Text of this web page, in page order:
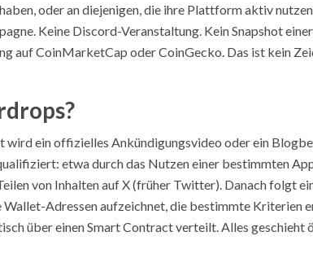
oder an diejenigen, die ihre Plattform aktiv
Keine Discord-Veranstaltung. Kein Snapshot
auf CoinMarketCap oder CoinGecko. Das ist kein
wird ein offizielles Ankündigungsvideo oder ein
etwa durch das Nutzen einer bestimmten
von Inhalten auf X (früher Twitter). Danach folgt
Adressen aufzeichnet, die bestimmte Kriterien
über einen Smart Contract verteilt. Alles geschieht